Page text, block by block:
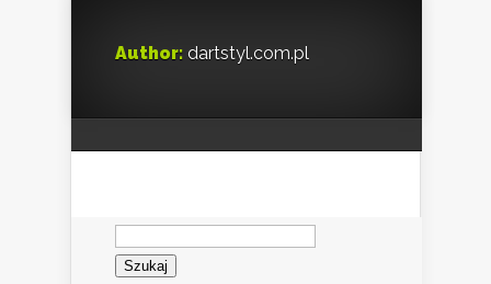
Author: dartstyl.com.pl
Szukaj: